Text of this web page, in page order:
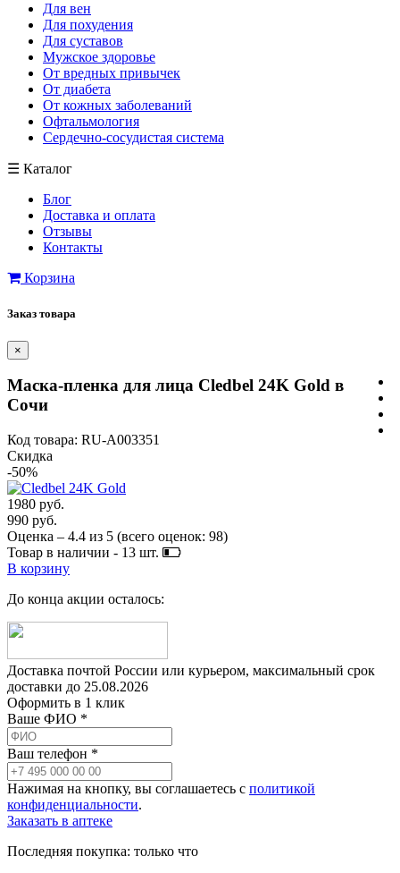
Для вен
Для похудения
Для суставов
Мужское здоровье
От вредных привычек
От диабета
От кожных заболеваний
Офтальмология
Сердечно-сосудистая система
☰ Каталог
Блог
Доставка и оплата
Отзывы
Контакты
Корзина
Заказ товара
×
Маска-пленка для лица Cledbel 24K Gold в
Сочи
Код товара: RU-A003351
Скидка
-50%
1980 руб.
990 руб.
Оценка – 4.4 из 5 (всего оценок: 98)
Товар в наличии - 13 шт.
В корзину
До конца акции осталось:
Доставка почтой России или курьером, максимальный срок
доставки до 25.08.2026
Оформить в 1 клик
Ваше ФИО *
Ваш телефон *
Нажимая на кнопку, вы соглашаетесь с политикой
конфиденциальности.
Заказать в аптеке
Последняя покупка: только что